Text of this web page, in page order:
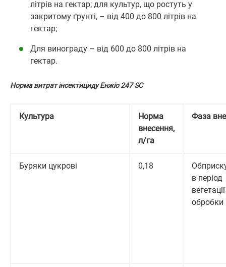
літрів на гектар; для культур, що ростуть у
закритому ґрунті, – від 400 до 800 літрів на
гектар;
Для винограду – від 600 до 800 літрів на
гектар.
Норма витрат інсектициду Енжіо 247 SC
Культура
Норма
внесення,
л/га
Фаза
Буряки цукрові 0,18
в період
обробки